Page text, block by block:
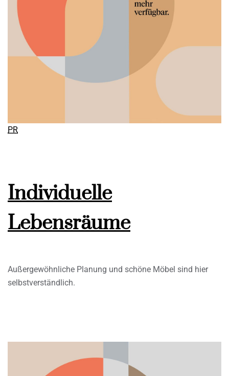
PR
Individuelle
Lebensräume
Außergewöhnliche Planung und schöne Möbel sind hier
selbstverständlich.